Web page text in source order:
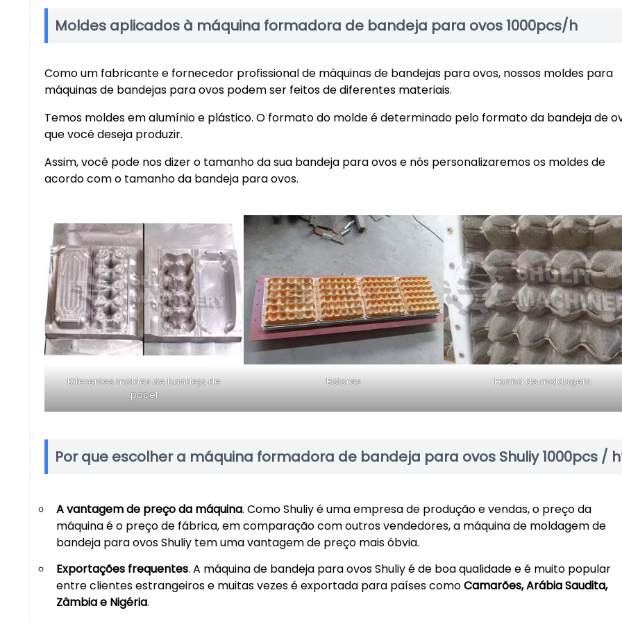
Moldes aplicados à máquina formadora de bandeja para ovos 1000pcs/h
Como um fabricante e fornecedor profissional de máquinas de bandejas para ovos, nossos moldes para
máquinas de bandejas para ovos podem ser feitos de diferentes materiais.
Temos moldes em alumínio e plástico. O formato do molde é determinado pelo formato da bandeja de
que você deseja produzir.
Assim, você pode nos dizer o tamanho da sua bandeja para ovos e nós personalizaremos os moldes de
acordo com o tamanho da bandeja para ovos.
Diferentes moldes de bandeja de
papel
Bolores Forma de moldagem
Por que escolher a máquina formadora de bandeja para ovos Shuliy 1000pcs /
A vantagem de preço da máquina. Como Shuliy é uma empresa de produção e vendas, o preço da
máquina é o preço de fábrica, em comparação com outros vendedores, a máquina de moldagem de
bandeja para ovos Shuliy tem uma vantagem de preço mais óbvia.
Exportações frequentes. A máquina de bandeja para ovos Shuliy é de boa qualidade e é muito popular
entre clientes estrangeiros e muitas vezes é exportada para países comoCamarões, Arábia Saudita,
Zâmbia e Nigéria.